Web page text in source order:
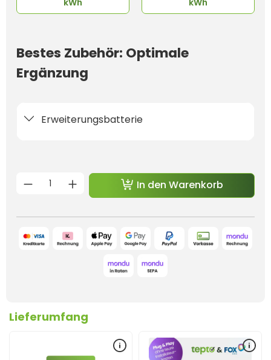
kWh kWh
Bestes Zubehör: Optimale
Ergänzung
Erweiterungsbatterie
Produkt Anzahl: Gib den
In den Warenkorb
Lieferumfang